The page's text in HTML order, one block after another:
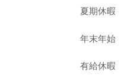
夏期休暇
年末年始
有給休暇